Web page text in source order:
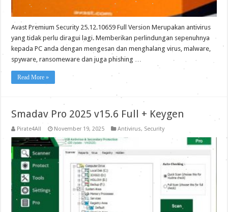
Avast Premium Security 25.12.10659 Full Version Merupakan antivirus
yang tidak perlu diragui lagi. Memberikan perlindungan sepenuhnya
kepada PC anda dengan mengesan dan menghalang virus, malware,
spyware, ransomeware dan juga phishing …
Read More »
Smadav Pro 2025 v15.6 Full + Keygen
Pirate4All November 19, 2025 Antivirus, Security